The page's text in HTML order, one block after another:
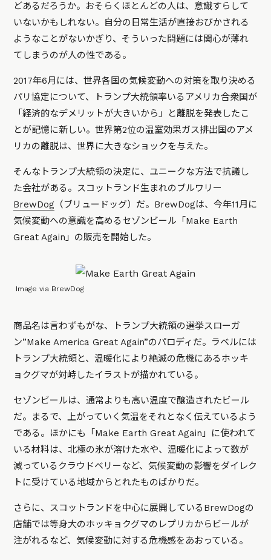
どあるだろうか。おそらくほとんどの人は、意識すらして
いないかもしれない。自分の日常生活が直接おびかされる
ようなことがないかぎり、そういった問題には関心が薄れ
てしまうのが人の性である。
2017年6月には、世界各国の気候変動への対策を取り決める
パリ協定について、トランプ大統領率いるアメリカ合衆国が
「経済的なデメリットが大きいから」と離脱を発表したこ
とが記憶に新しい。世界第2位の温室効果ガス排出国のアメ
リカの離脱は、世界に大きなショックを与えた。
そんなトランプ大統領の決定に、ユニークな方法で抗議し
た会社がある。スコットランド生まれのブルワリー
BrewDog （ブリュードッグ）だ。BrewDogは、今年11月に
気候変動への意識を高めるセゾンビール「Make Earth
Great Again」の販売を開始した。
Image via BrewDog
商品名は言わずもがな、トランプ大統領の選挙スローガ
ン”Make America Great Again”のパロディだ。ラベルには
トランプ大統領と、温暖化により絶滅の危機にあるホッキ
ョクグマが対峙したイラストが描かれている。
セゾンビールは、通常よりも高い温度で醸造されたビール
だ。まるで、上がっていく気温をそれとなく伝えているよう
である。ほかにも「Make Earth Great Again」に使われて
いる材料は、北極の氷が溶けた水や、温暖化によって数が
減っているクラウドベリーなど、気候変動の影響をダイレク
トに受けている地域からとれたものばかりだ。
さらに、スコットランドを中心に展開しているBrewDogの
店舗では等身大のホッキョクグマのレプリカからビールが
注がれるなど、気候変動に対する危機感をあおっている。